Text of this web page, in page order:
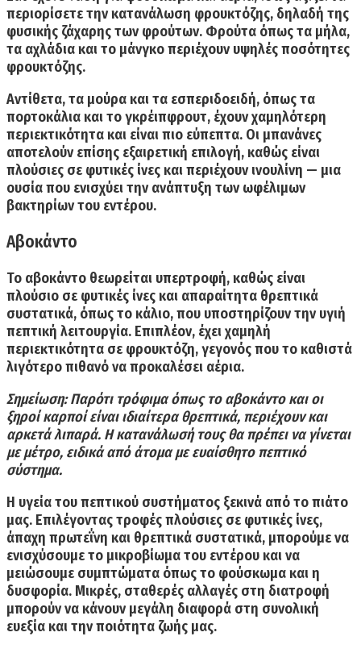
περιορίσετε την κατανάλωση φρουκτόζης, δηλαδή της
φυσικής ζάχαρης των φρούτων. Φρούτα όπωςτα μήλα,
τα αχλάδια και το μάνγκοπεριέχουν υψηλές ποσότητες
φρουκτόζης.
Αντίθετα,τα μούρα και τα εσπεριδοειδή, όπως τα
πορτοκάλια και το γκρέιπφρουτ, έχουν χαμηλότερη
περιεκτικότητα και είναι πιο εύπεπτα. Οι μπανάνες
αποτελούν επίσης εξαιρετική επιλογή, καθώς είναι
πλούσιες σε φυτικές ίνες και περιέχουν ινουλίνη — μια
ουσία που ενισχύει την ανάπτυξη των ωφέλιμων
βακτηρίων του εντέρου.
Αβοκάντο
Το αβοκάντο θεωρείται υπερτροφή,καθώς είναι
πλούσιο σε φυτικές ίνες και απαραίτητα θρεπτικά
συστατικά, όπως το κάλιο, που υποστηρίζουν την υγιή
πεπτική λειτουργία. Επιπλέον, έχει χαμηλή
περιεκτικότητα σε φρουκτόζη, γεγονός που το καθιστά
λιγότερο πιθανό να προκαλέσει αέρια.
Σημείωση:Παρότι τρόφιμα όπως το αβοκάντο και οι
ξηροί καρποί είναι ιδιαίτερα θρεπτικά, περιέχουν και
αρκετά λιπαρά. Η κατανάλωσή τους θα πρέπει να γίνεται
με μέτρο, ειδικά από άτομα με ευαίσθητο πεπτικό
σύστημα.
Η υγεία του πεπτικού συστήματος ξεκινά από το πιάτο
μας. Επιλέγοντας τροφές πλούσιες σε φυτικές ίνες,
άπαχη πρωτεΐνη και θρεπτικά συστατικά, μπορούμε να
ενισχύσουμε το μικροβίωμα του εντέρου και να
μειώσουμε συμπτώματα όπως το φούσκωμα και η
δυσφορία. Μικρές, σταθερές αλλαγές στη διατροφή
μπορούν να κάνουν μεγάλη διαφορά στη συνολική
ευεξία και την ποιότητα ζωής μας.